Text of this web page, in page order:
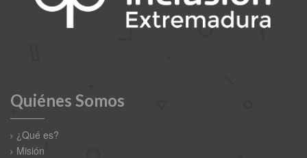
Quiénes Somos
¿Qué es?
Misión